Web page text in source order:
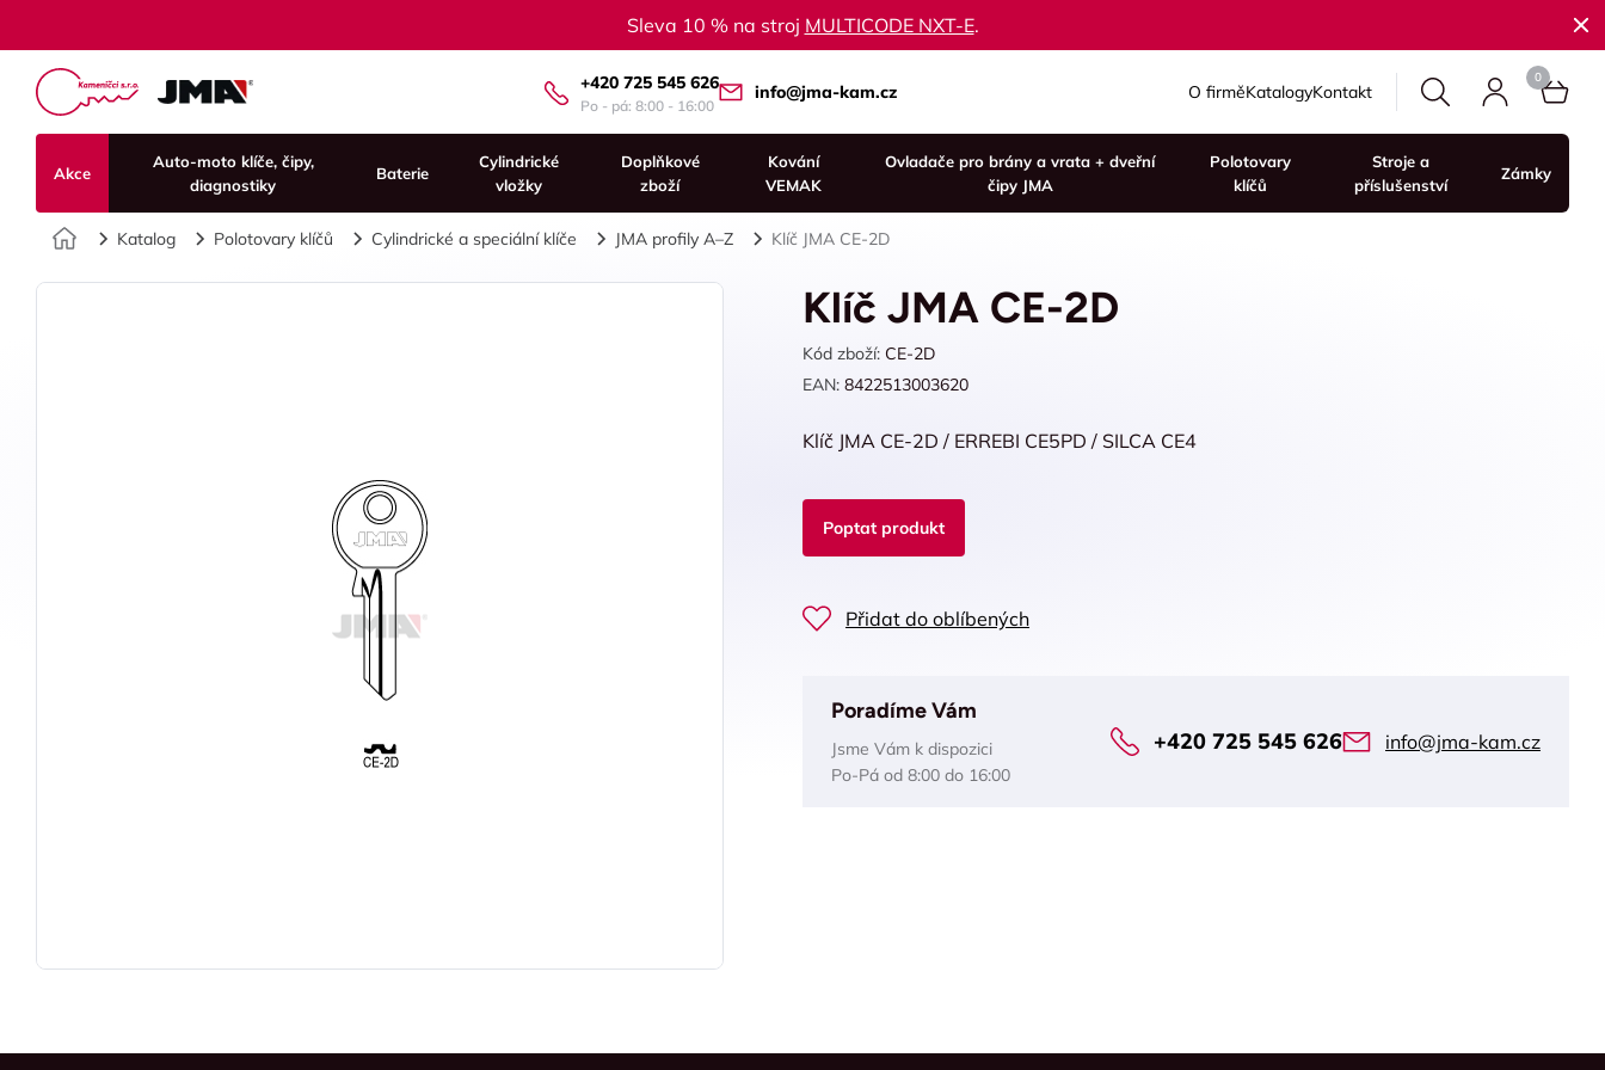
Sleva 10 % na stroj MULTICODE NXT-E.
+420 725 545 626
Po - pá: 8:00 - 16:00
info@jma-kam.cz O firměKatalogyKontakt
Akce
Auto-moto klíče, čipy,
diagnostiky
Baterie
Cylindrické
vložky
Doplňkové
zboží
Kování
VEMAK
Ovladače pro brány a vrata + dveřní
čipy JMA
Polotovary
klíčů
Stroje a
příslušenství
Zámky
Úvod
Katalog Polotovary klíčů Cylindrické a speciální klíče JMA profily A–Z Klíč JMA CE-2D
Klíč JMA CE-2D
Kód zboží: CE-2D
EAN: 8422513003620
Klíč JMA CE-2D / ERREBI CE5PD / SILCA CE4
Poptat produkt
Přidat do oblíbených
Poradíme Vám
Jsme Vám k dispozici
Po-Pá od 8:00 do 16:00
+420 725 545 626 info@jma-kam.cz